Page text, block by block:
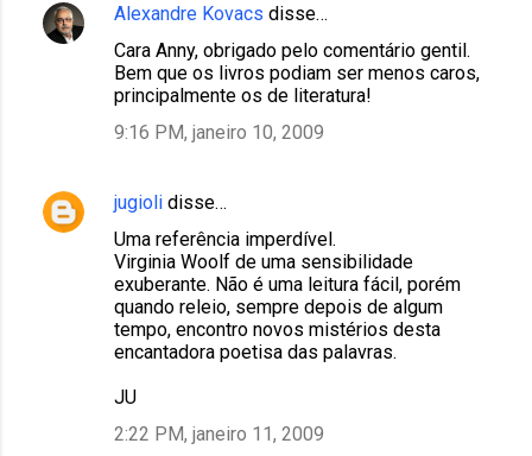
Alexandre Kovacs disse…
Cara Anny, obrigado pelo comentário gentil.
Bem que os livros podiam ser menos caros,
principalmente os de literatura!
9:16 PM, janeiro 10, 2009
jugioli disse…
Uma referência imperdível.
Virginia Woolf de uma sensibilidade
exuberante. Não é uma leitura fácil, porém
quando releio, sempre depois de algum
tempo, encontro novos mistérios desta
encantadora poetisa das palavras.
JU
2:22 PM, janeiro 11, 2009